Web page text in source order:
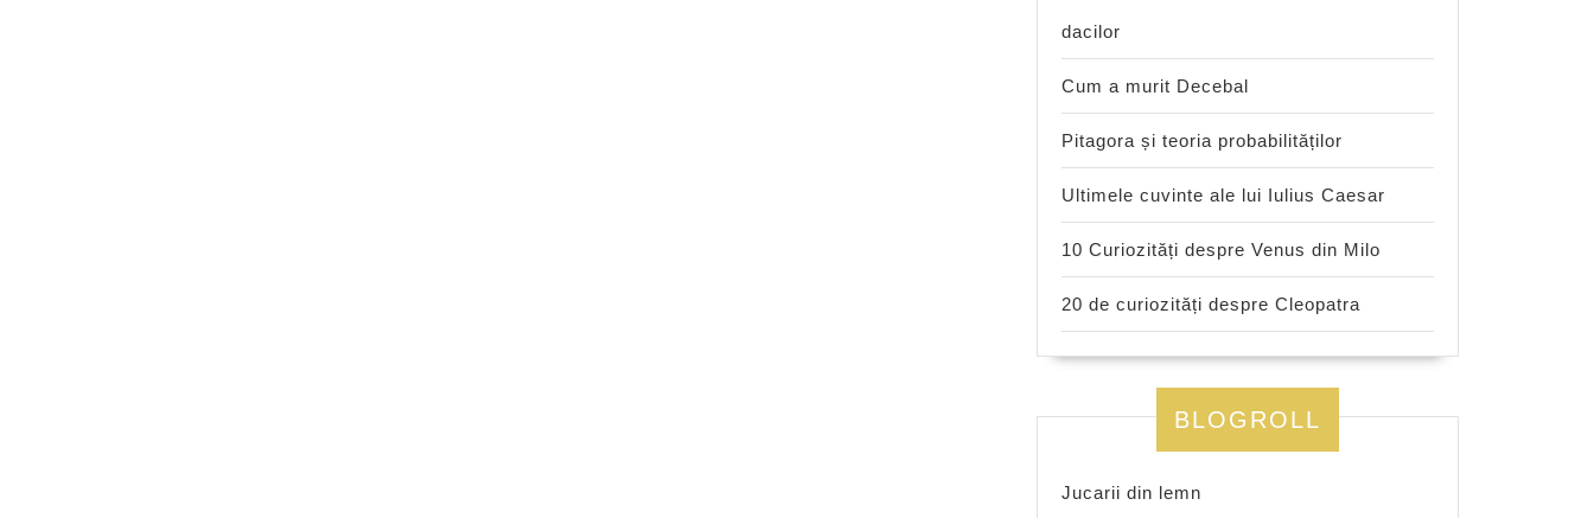
dacilor
Cum a murit Decebal
Pitagora și teoria probabilităților
Ultimele cuvinte ale lui Iulius Caesar
10 Curiozități despre Venus din Milo
20 de curiozități despre Cleopatra
BLOGROLL
Jucarii din lemn